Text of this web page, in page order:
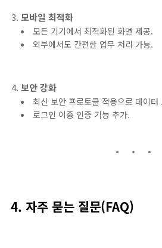
모바일 최적화
모든 기기에서 최적화된 화면 제공.
외부에서도 간편한 업무 처리 가능.
보안 강화
최신 보안 프로토콜 적용으로 데이터
로그인 이중 인증 기능 추가.
4. 자주 묻는 질문(FAQ)